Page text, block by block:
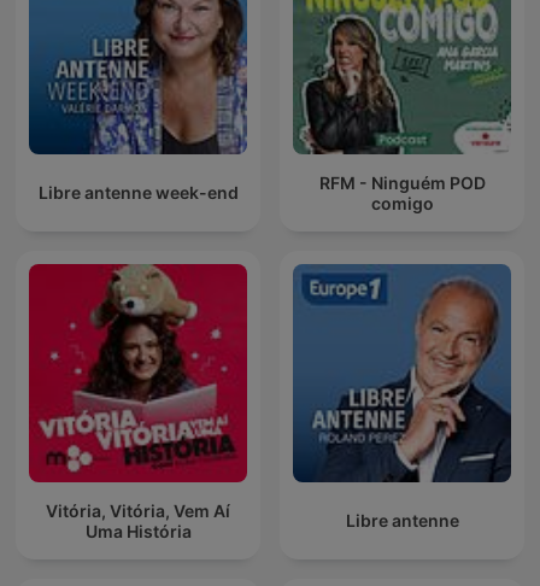
Libre antenne week-end
RFM - Ninguém POD
comigo
Vitória, Vitória, Vem Aí
Uma História
Libre antenne